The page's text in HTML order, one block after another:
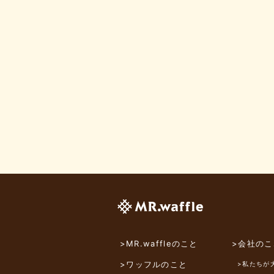
>MR.waffleのこと
>ワッフルのこと
>会社のこ
>私たちが